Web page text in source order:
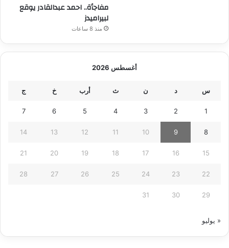
مفاجأة.. احمد عبدالقادر يوقع
لبيراميدز
منذ 8 ساعات
أغسطس 2026
س د ن ث أرب خ ج
1
2
3
4
5
6
7
8
9
10
11
12
13
14
15
16
17
18
19
20
21
22
23
24
25
26
27
28
29
30
31
« يوليو